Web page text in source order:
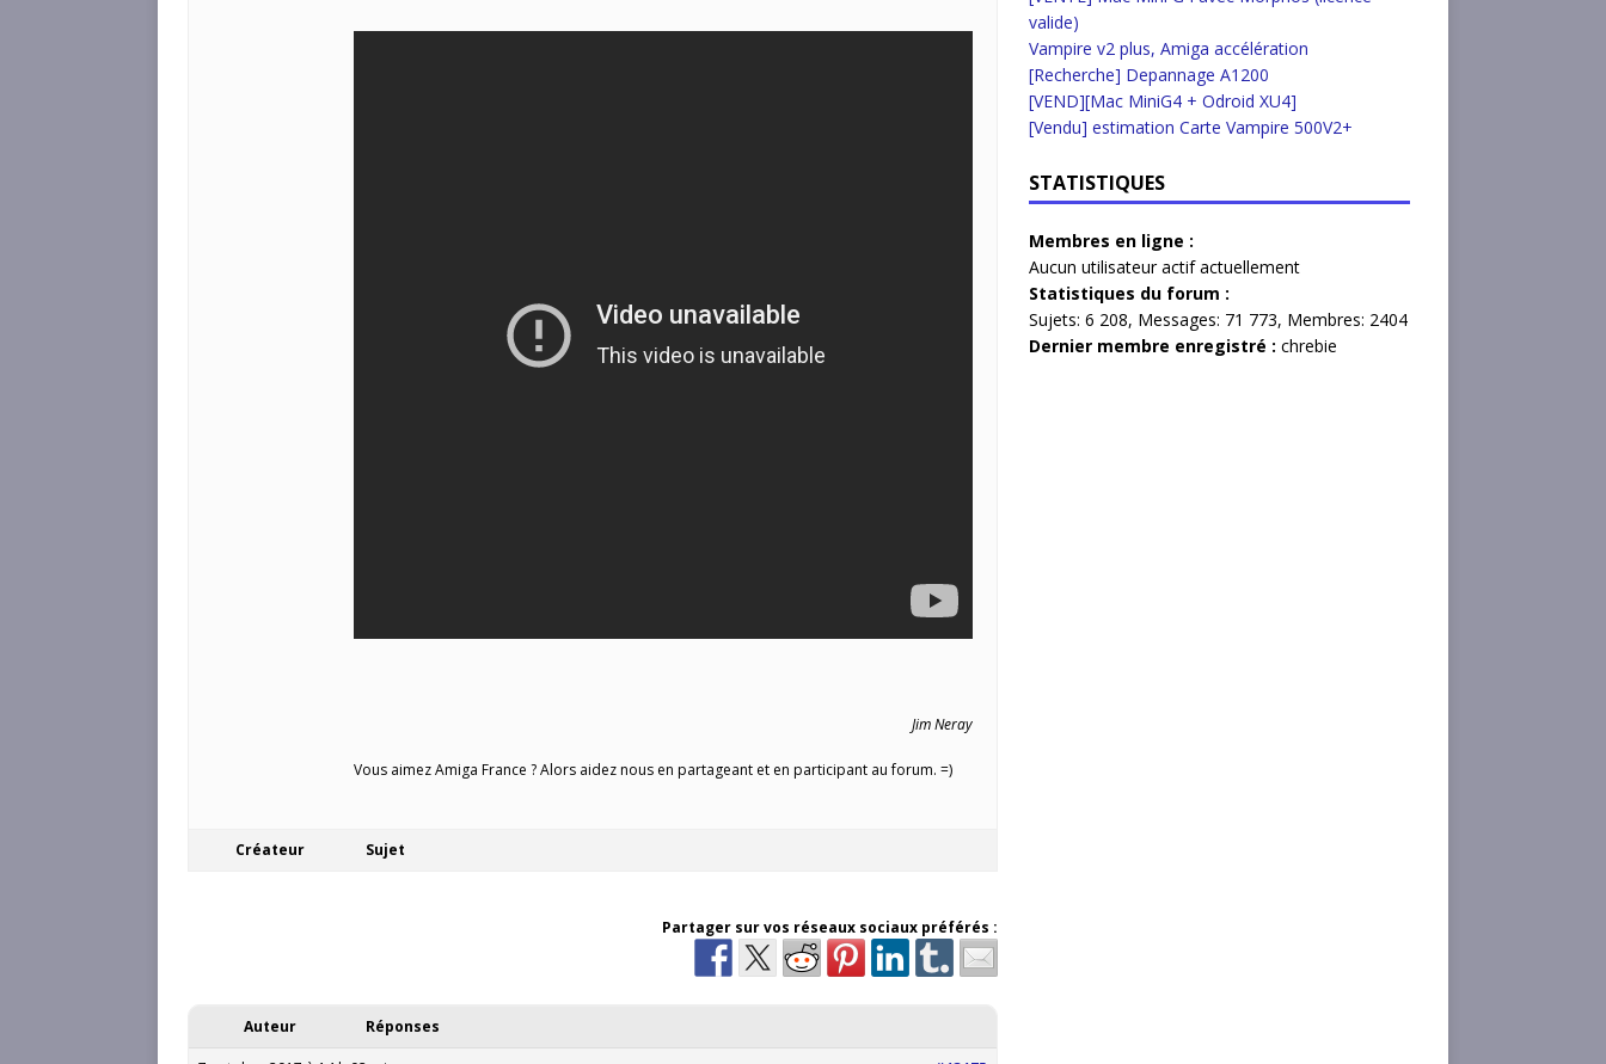
Jim Neray
Vous aimez Amiga France ? Alors aidez nous en partageant et en participant au forum. =)
Créateur Sujet
Partager sur vos réseaux sociaux préférés :
Auteur Réponses
valide)
Vampire v2 plus, Amiga accélération
[Recherche] Depannage A1200
[VEND][Mac MiniG4 + Odroid XU4]
[Vendu] estimation Carte Vampire 500V2+
STATISTIQUES
Membres en ligne :
Aucun utilisateur actif actuellement
Statistiques du forum :
Sujets: 6 208, Messages: 71 773, Membres: 2404
Dernier membre enregistré : chrebie